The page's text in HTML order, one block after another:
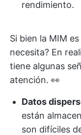
rendimiento.
Si bien la MIM
necesita? En
tiene algunas
atención. 👀
Datos
están
son difíciles